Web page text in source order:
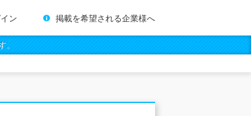
ン 掲載を希望される企業様へ
。